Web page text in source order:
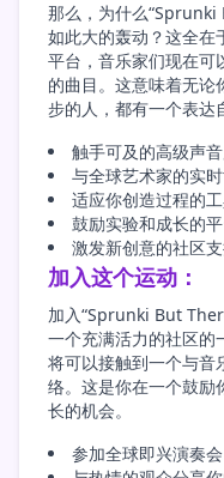
那么，为什么
如此大的轰动？这全在
平台，音乐家们现在可
的曲目。这意味着无论
步的人，都有一个表达
触手可及的高级声
与全球艺术家的实
适应你创造过程的
鼓励实验和成长的
激发新创意的社区
加入这个运动：
加入“Sprunki But
一个充满活力的社区的
将可以接触到一个与音
络。这是你在一个鼓励
长的机会。
参加全球即兴演奏会